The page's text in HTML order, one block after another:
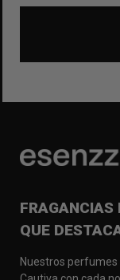
FRAGANCIAS
QUE
Nuestros perfumes